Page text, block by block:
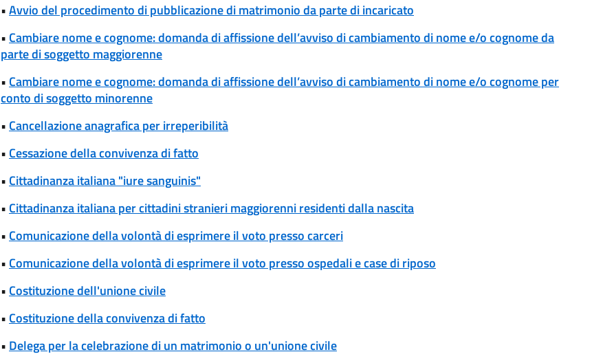
•Avvio del procedimento di pubblicazione di matrimonio da parte di incaricato
• Cambiare nome e cognome: domanda di affissione dell’avviso di cambiamento di nome e/o cognome da
parte di soggetto maggiorenne
• Cambiare nome e cognome: domanda di affissione dell’avviso di cambiamento di nome e/o cognome per
conto di soggetto minorenne
• Cancellazione anagrafica per irreperibilità
• Cessazione della convivenza di fatto
• Cittadinanza italiana "iure sanguinis"
• Cittadinanza italiana per cittadini stranieri maggiorenni residenti dalla nascita
• Comunicazione della volontà di esprimere il voto presso carceri
• Comunicazione della volontà di esprimere il voto presso ospedali e case di riposo
• Costituzione dell'unione civile
• Costituzione della convivenza di fatto
• Delega per la celebrazione di un matrimonio o un'unione civile